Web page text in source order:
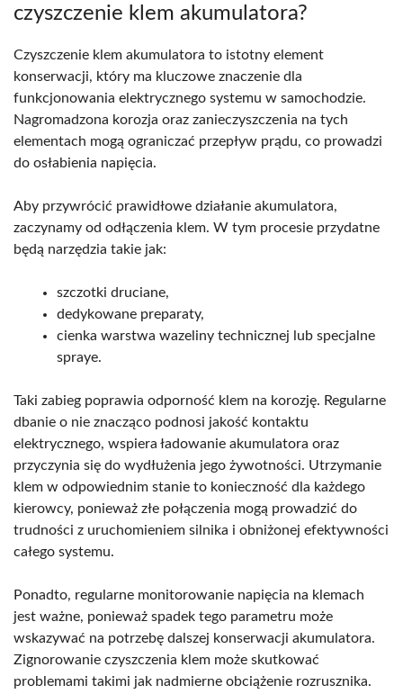
czyszczenie klem akumulatora?
Czyszczenie klem akumulatora to istotny element
konserwacji, który ma kluczowe znaczenie dla
funkcjonowania elektrycznego systemu w samochodzie.
Nagromadzona korozja oraz zanieczyszczenia na tych
elementach mogą ograniczać przepływ prądu, co prowadzi
do osłabienia napięcia.
Aby przywrócić prawidłowe działanie akumulatora,
zaczynamy od odłączenia klem. W tym procesie przydatne
będą narzędzia takie jak:
szczotki druciane,
dedykowane preparaty,
cienka warstwa wazeliny technicznej lub specjalne
spraye.
Taki zabieg poprawia odporność klem na korozję. Regularne
dbanie o nie znacząco podnosi jakość kontaktu
elektrycznego, wspiera ładowanie akumulatora oraz
przyczynia się do wydłużenia jego żywotności. Utrzymanie
klem w odpowiednim stanie to konieczność dla każdego
kierowcy, ponieważ złe połączenia mogą prowadzić do
trudności z uruchomieniem silnika i obniżonej efektywności
całego systemu.
Ponadto, regularne monitorowanie napięcia na klemach
jest ważne, ponieważ spadek tego parametru może
wskazywać na potrzebę dalszej konserwacji akumulatora.
Zignorowanie czyszczenia klem może skutkować
problemami takimi jak nadmierne obciążenie rozrusznika.